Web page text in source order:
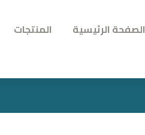
الصفحة الرئيسية المنتجات